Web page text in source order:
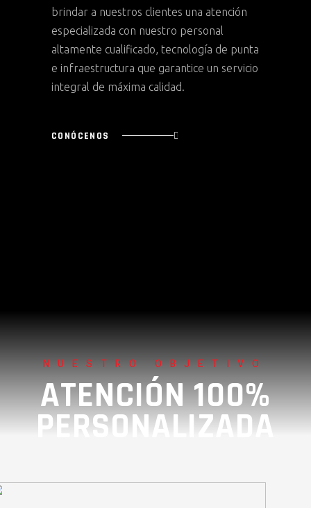
brindar a nuestros clientes una atención
especializada con nuestro personal
altamente cualificado, tecnología de punta
e infraestructura que garantice un servicio
integral de máxima calidad.
CONÓCENOS
NUESTRO OBJETIVO
ATENCIÓN 100%
PERSONALIZADA